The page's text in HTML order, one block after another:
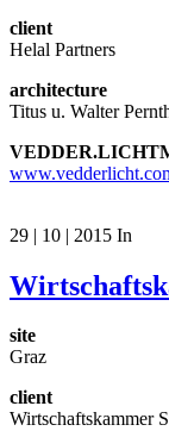
client
Helal Partners
architecture
Titus u. Walter
29 | 10 | 2015 In
site
Graz
client
Wirtschaftskammer